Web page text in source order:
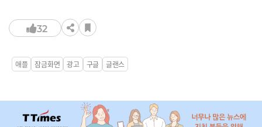
32
애플 잠금화면 광고 구글 글랜스